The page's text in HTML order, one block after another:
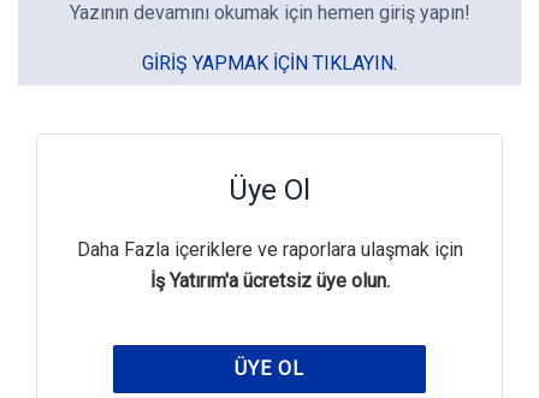
Yazının devamını okumak için hemen giriş yapın!
GIRIŞ YAPMAK IÇIN TIKLAYIN.
Üye Ol
Daha Fazla içeriklere ve raporlara ulaşmak için
İş Yatırım'a ücretsiz üye olun.
ÜYE OL